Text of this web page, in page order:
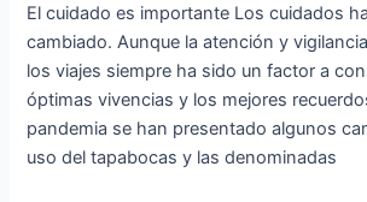
El cuidado es importante Los cuidados
cambiado. Aunque la atención y
los viajes siempre ha sido un factor a
óptimas vivencias y los mejores
pandemia se han presentado algunos
uso del tapabocas y las denominadas